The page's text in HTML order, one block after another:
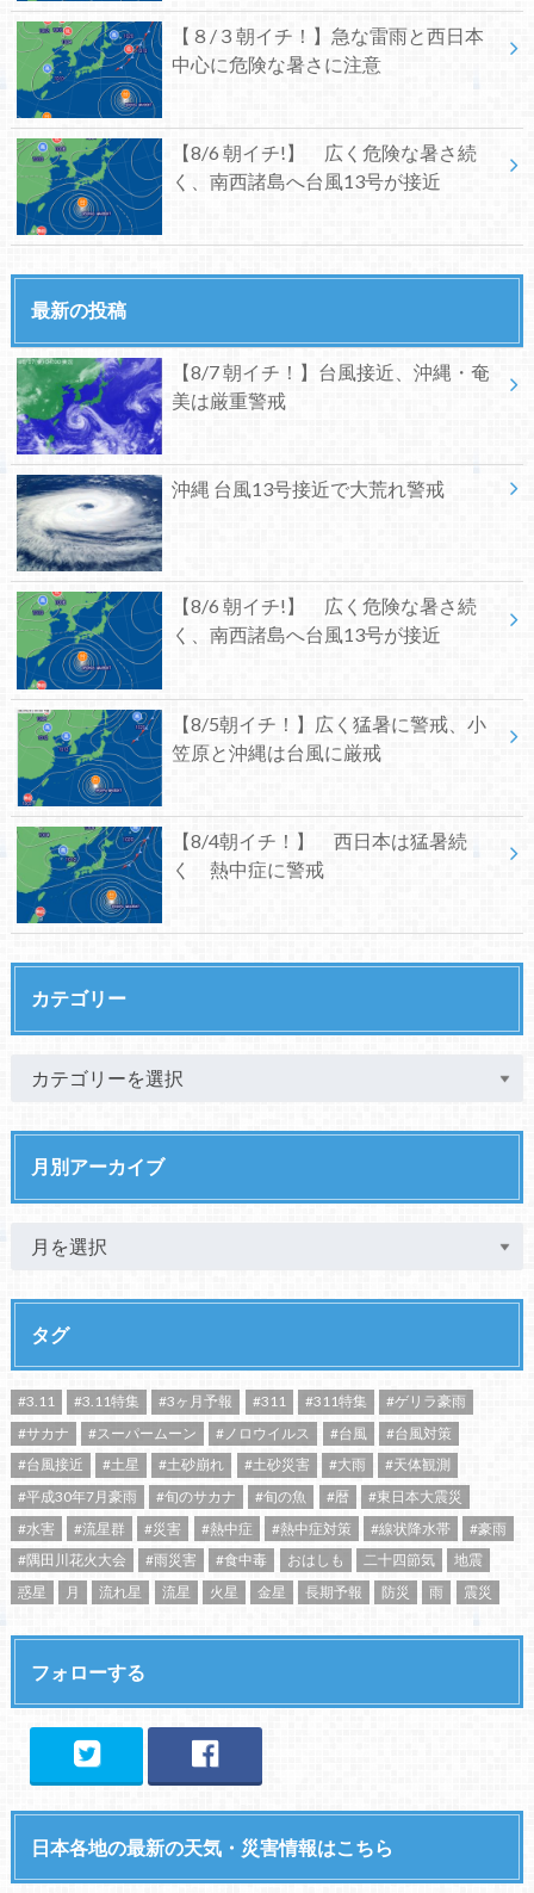
【８/３朝イチ！】急な雷雨と西日本
中心に危険な暑さに注意
【8/6 朝イチ!】 広く危険な暑さ続
く、南西諸島へ台風13号が接近
最新の投稿
【8/7 朝イチ！】台風接近、沖縄・奄
美は厳重警戒
沖縄 台風13号接近で大荒れ警戒
【8/6 朝イチ!】 広く危険な暑さ続
く、南西諸島へ台風13号が接近
【8/5朝イチ！】広く猛暑に警戒、小
笠原と沖縄は台風に厳戒
【8/4朝イチ！】 西日本は猛暑続
く 熱中症に警戒
カテゴリー
月別アーカイブ
タグ
#3.11 #3.11特集 #3ヶ月予報 #311 #311特集
#ゲリラ豪雨
#サカナ
#スーパームーン #ノロウイルス #台風
#台風対策
#台風接近
#土星 #土砂崩れ #土砂災害 #大雨
#天体観測
#平成30年7月豪雨
#旬のサカナ #旬の魚 #暦
#東日本大震災
#水害
#流星群 #災害 #熱中症 #熱中症対策 #線状降水帯
#豪雨
#隅田川花火大会
#雨災害 #食中毒 おはしも 二十四節気
地震
惑星
月 流れ星 流星 火星 金星 長期予報 防災 雨 震災
フォローする
日本各地の最新の天気・災害情報はこちら